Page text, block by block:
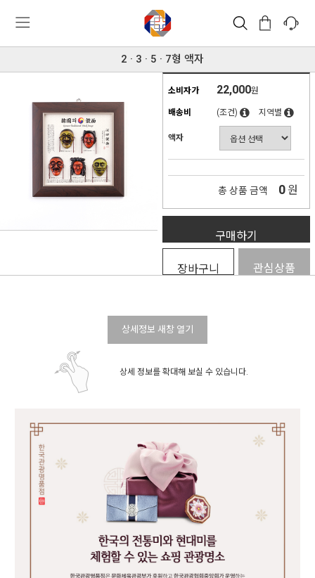
2 · 3 · 5 · 7형 액자
소비자가 22,000원
배송비 (조건) 지역별
액자
총 상품 금액 0 원
구매하기
장바구니 관심상품
상세정보 새창 열기
상세 정보를 확대해 보실 수 있습니다.